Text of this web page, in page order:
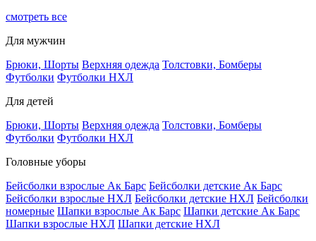
смотреть все
Для мужчин
Брюки, Шорты Верхняя одежда Толстовки, Бомберы
Футболки Футболки НХЛ
Для детей
Брюки, Шорты Верхняя одежда Толстовки, Бомберы
Футболки Футболки НХЛ
Головные уборы
Бейсболки взрослые Ак Барс Бейсболки детские Ак Барс
Бейсболки взрослые НХЛ Бейсболки детские НХЛ Бейсболки
номерные Шапки взрослые Ак Барс Шапки детские Ак Барс
Шапки взрослые НХЛ Шапки детские НХЛ